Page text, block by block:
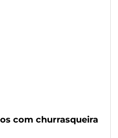
com churrasqueira